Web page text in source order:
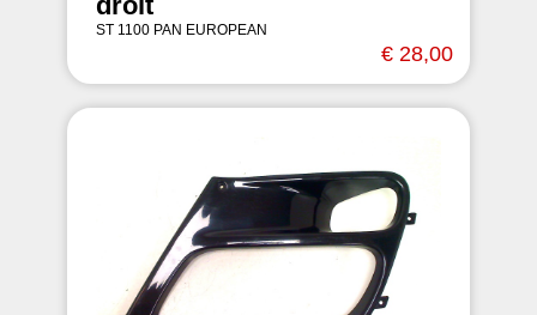
ST 1100 PAN EUROPEAN
€ 28,00